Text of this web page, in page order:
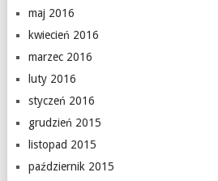
maj 2016
kwiecień 2016
marzec 2016
luty 2016
styczeń 2016
grudzień 2015
listopad 2015
październik 2015